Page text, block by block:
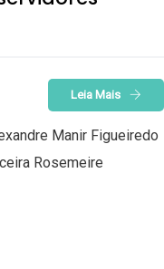
Leia Mais
Manir Figueiredo
Rosemeire